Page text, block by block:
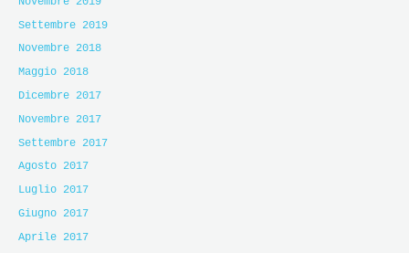
Settembre 2019
Novembre 2018
Maggio 2018
Dicembre 2017
Novembre 2017
Settembre 2017
Agosto 2017
Luglio 2017
Giugno 2017
Aprile 2017